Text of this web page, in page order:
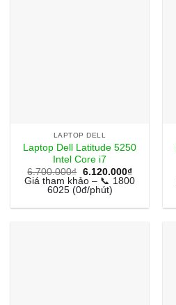
LAPTOP DELL
Laptop Dell Latitude 5250
Intel Core i7
6.700.000₫ Giá
gốc
là:
6.700.000₫.
6.120.000₫Giá
hiện
Giá tham khảo – 📞 1800
6025 (0đ/phút)